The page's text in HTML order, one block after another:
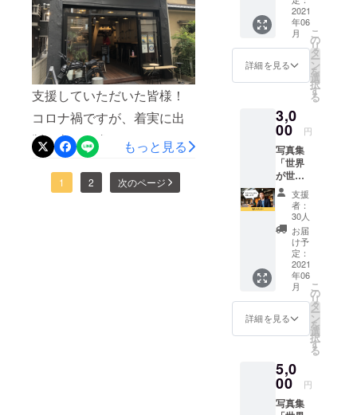
デザイン案②大きな画像を
入れて、少し単調な本に流
れをつけます。まえがき
や、あとがきなどの前に一
枚入れていくことで、本の
色が変わっていきます。ど
うでしょう？少しずつでは
ありますが、着実にデザイ
ンができてきております。
支援していただいた皆様！
コロナ禍ですが、着実に出
版に向けて進んでおりま
す！さて、出版が7月21日に
控えておりますが、出版記
もっと見る
1 2 次のページ
※送料込
みのお
値段で
す。 ※
出版社
ディン
グで販
売する
許可を
得てい
ます。
2021
年06
月
詳細を見る
こ
の
リ
タ
ー
ン
を
選
択
す
る
3,0
00 円
写真集
「世界
が世界
に伝え
るメッ
セー
ジ」の
巻末に
あなた
のお名
前を掲
載しま
す。 ※
購入時
に備考
欄に掲
お名前
を記入
してく
ださ
支援
者：
30人
お届
け予
定：
2021
年06
月
詳細を見る
こ
の
リ
タ
ー
ン
を
選
択
す
る
5,0
00 円
写真集